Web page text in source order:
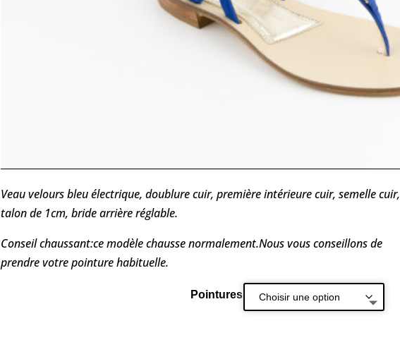
Veau velours bleu électrique, doublure cuir, première intérieure cuir, semelle cuir,
talon de 1cm, bride arrière réglable.
Conseil chaussant:ce modèle chausse normalement.Nous vous conseillons de
prendre votre pointure habituelle.
Pointures